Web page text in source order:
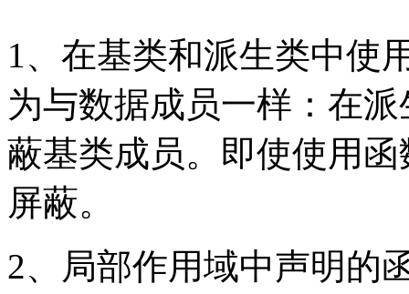
1、在基类和派生类中使
为与数据成员一样：在
蔽基类成员。即使使用
屏蔽。
2、局部作用域中声明的